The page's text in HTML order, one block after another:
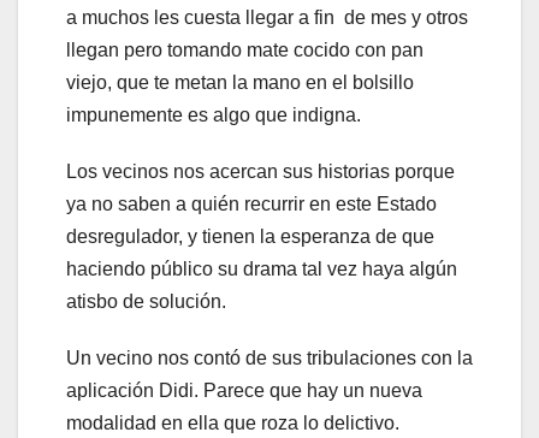
a muchos les cuesta llegar a fin de mes y otros
llegan pero tomando mate cocido con pan
viejo, que te metan la mano en el bolsillo
impunemente es algo que indigna.
Los vecinos nos acercan sus historias porque
ya no saben a quién recurrir en este Estado
desregulador, y tienen la esperanza de que
haciendo público su drama tal vez haya algún
atisbo de solución.
Un vecino nos contó de sus tribulaciones con la
aplicación Didi. Parece que hay un nueva
modalidad en ella que roza lo delictivo.